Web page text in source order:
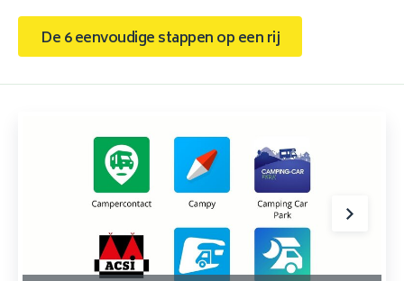
De 6 eenvoudige stappen op een rij